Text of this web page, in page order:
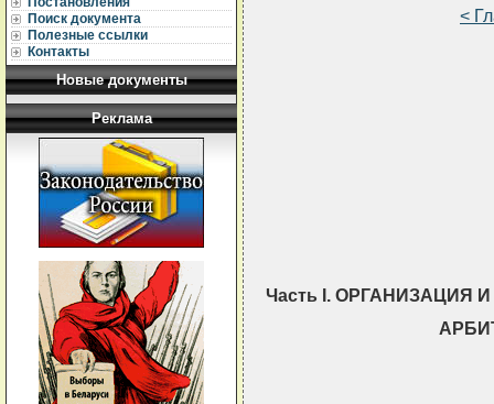
Поиск документа
Полезные ссылки
Контакты
Новые документы
Реклама
<
Часть I. ОРГАНИЗАЦИЯ